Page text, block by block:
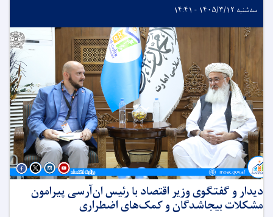
سه‌شنبه ۱۴۰۵/۳/۱۲ - ۱۴:۴۱
دیدار و گفتگوی وزیر اقتصاد با رئیس ان‌آر‌سی پیرامون
مشکلات بیجاشدگان و کمک‌های اضطراری